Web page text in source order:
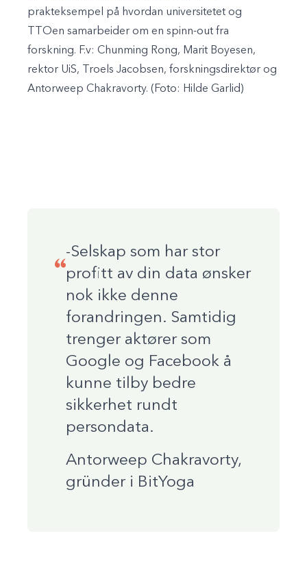
prakteksempel på hvordan universitetet og
TTOen samarbeider om en spinn-out fra
forskning. F.v: Chunming Rong, Marit Boyesen,
rektor UiS, Troels Jacobsen, forskningsdirektør og
Antorweep Chakravorty. (Foto: Hilde Garlid)
-Selskap som har stor
profitt av din data ønsker
nok ikke denne
forandringen. Samtidig
trenger aktører som
Google og Facebook å
kunne tilby bedre
sikkerhet rundt
persondata.
Antorweep Chakravorty,
gründer i BitYoga